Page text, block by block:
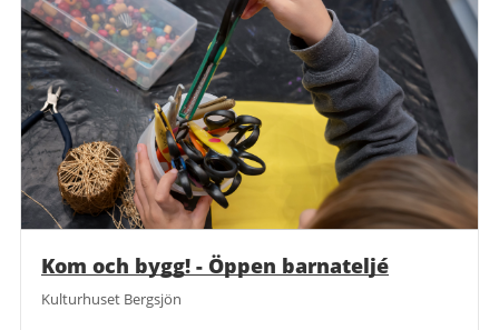
Kom och bygg! - Öppen barnateljé
Kulturhuset Bergsjön